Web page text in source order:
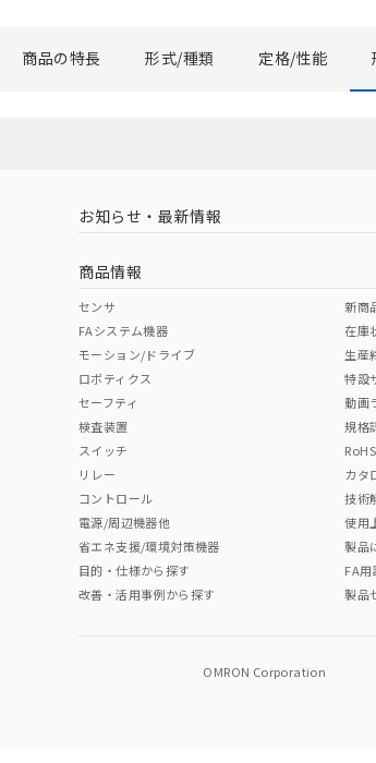
商品の特長 形式/種類 定格/性能
お知らせ・最新情報
商品情報
センサ
FAシステム機器
モーション/ドライブ
ロボティクス
セーフティ
検査装置
スイッチ
リレー
コントロール
電源/周辺機器他
省エネ支援/環境対策機器
目的・仕様から探す
改善・活用事例から探す
新商
在庫
生産
特設
動画
規格
カタ
技術
使用
製品
FA用
製品
OMRON Corporation